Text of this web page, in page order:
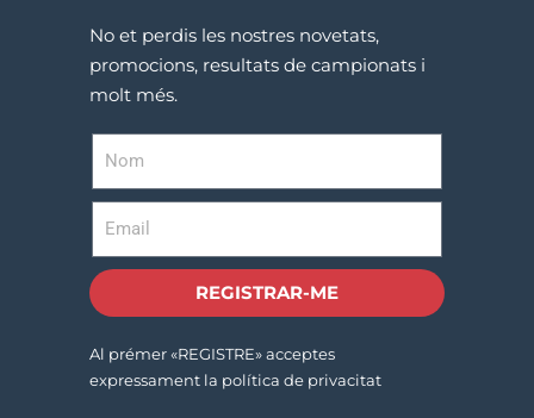
No et perdis les nostres novetats,
promocions, resultats de campionats i
molt més.
REGISTRAR-ME
Al prémer «REGISTRE» acceptes
expressament la política de privacitat